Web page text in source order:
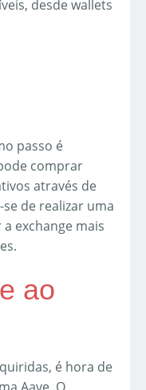
desde wallets
passo é
comprar
através de
de realizar uma
exchange mais
ao
é hora de